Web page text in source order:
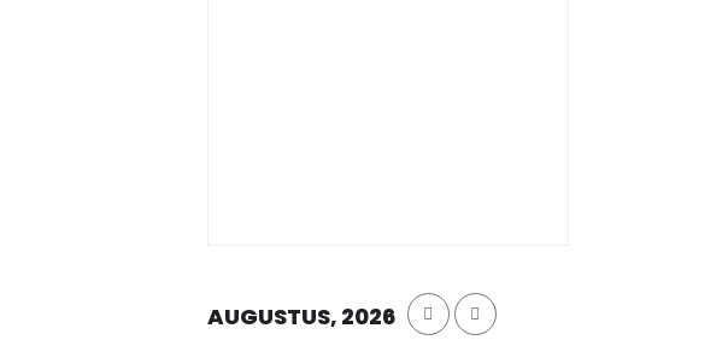
AUGUSTUS, 2026